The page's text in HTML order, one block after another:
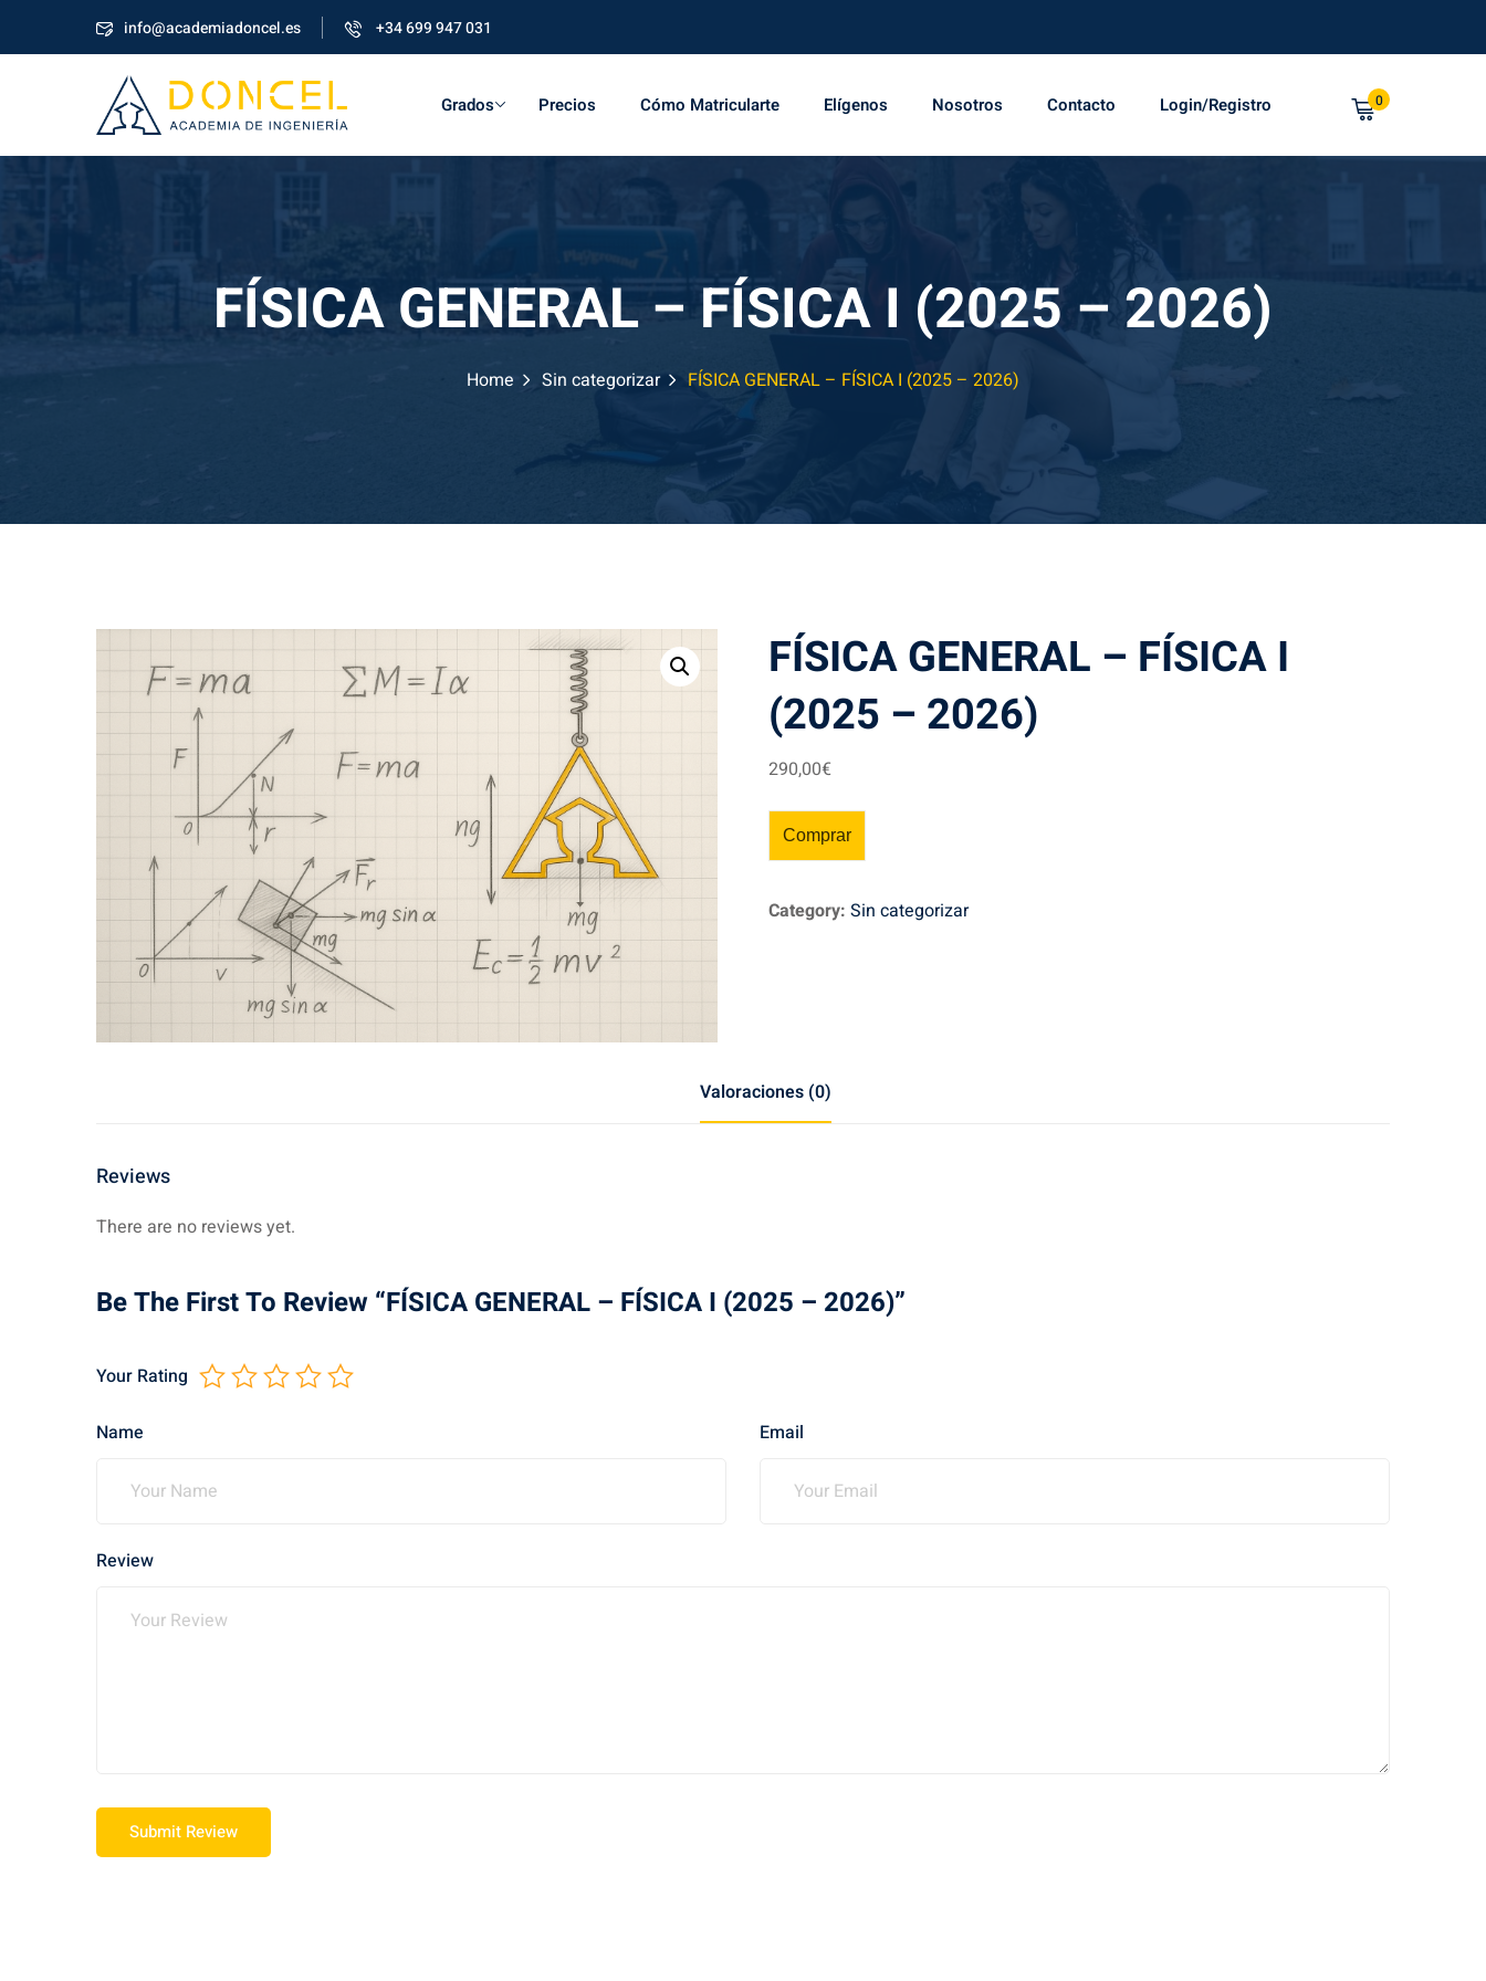
info@academiadoncel.es +34 699 947 031
Grados Precios Cómo Matricularte Elígenos Nosotros Contacto Login/Registro 0
FÍSICA GENERAL – FÍSICA I (2025 – 2026)
Home Sin categorizar FÍSICA GENERAL – FÍSICA I (2025 – 2026)
FÍSICA GENERAL – FÍSICA I
(2025 – 2026)
290,00€
Comprar
Category: Sin categorizar
Valoraciones (0)
Reviews
There are no reviews yet.
Be The First To Review “FÍSICA GENERAL – FÍSICA I (2025 – 2026)”
Your Rating
Name Email
Review
Submit Review